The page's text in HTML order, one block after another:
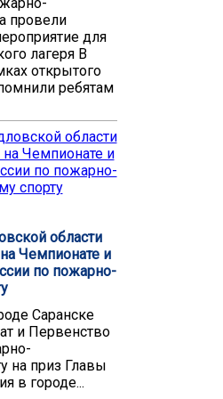
провели
для
лагеря В
открытого
ребятам
области
Чемпионате и
по пожарно-
Саранске
и Первенство
на приз Главы
в городе...